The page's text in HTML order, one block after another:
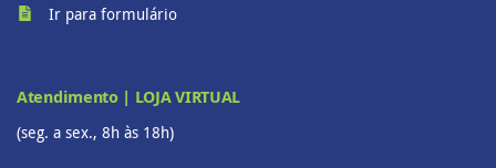
Ir para formulário
Atendimento | LOJA VIRTUAL
(seg. a sex., 8h às 18h)